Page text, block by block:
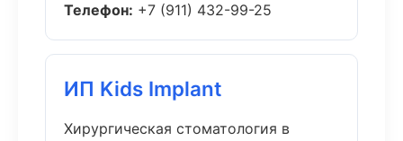
Телефон: +7 (911) 432-99-25
ИП Kids Implant
Хирургическая стоматология в